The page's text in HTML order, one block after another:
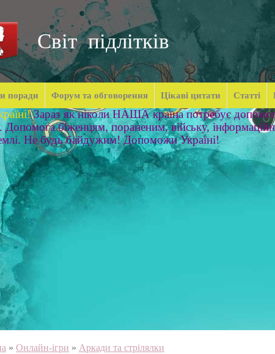
Світ підлітків
поради Форум та обговорення Цікаві цитати Статті
Зараз як ніколи НАША країна потребує
біженцям, пораненим, війську,
Не будь байдужим! Допоможи Україні!
» Онлайн-ігри » Аркади та стрілялки